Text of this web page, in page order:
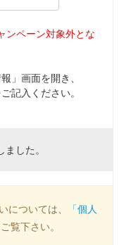
ンペーン対象外とな
」画面を開き、
記入ください。
した。
については、
「個人
覧下さい。